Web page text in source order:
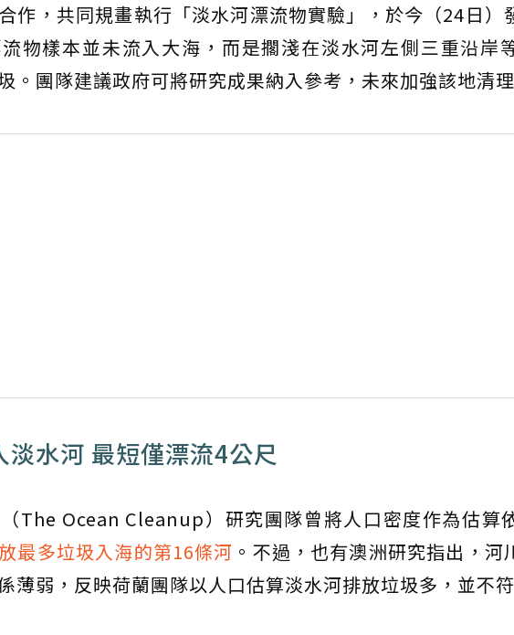
作，共同規畫執行「淡水河漂流物實驗」，於今（24日）
物樣本並未流入大海，而是擱淺在淡水河左側三重沿岸
。團隊建議政府可將研究成果納入參考，未來加強該地清理
淡水河 最短僅漂流4公尺
The Ocean Cleanup）研究團隊曾將人口密度作為估算
最多垃圾入海的第16條河 。不過，也有澳洲研究指出，河
薄弱，反映荷蘭團隊以人口估算淡水河排放垃圾多，並不